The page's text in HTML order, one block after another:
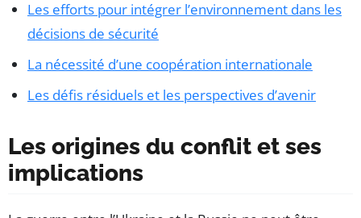
Les efforts pour intégrer l’environnement dans les
décisions de sécurité
La nécessité d’une coopération internationale
Les défis résiduels et les perspectives d’avenir
Les origines du conflit et ses
implications